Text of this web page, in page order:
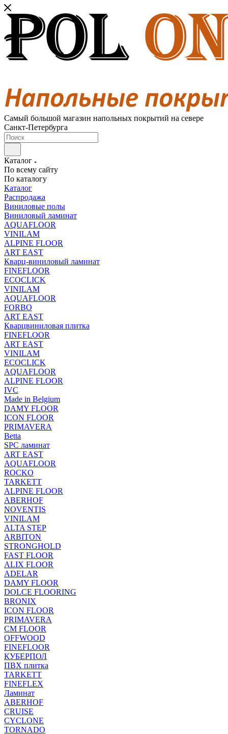
Самый большой магазин напольных покрытий на севере
Санкт-Петербурга
Каталог
По всему сайту
По каталогу
Каталог
Распродажа
Виниловые полы
Виниловый ламинат
AQUAFLOOR
VINILAM
ALPINE FLOOR
ART EAST
Кварц-виниловый ламинат
FINEFLOOR
ECOCLICK
VINILAM
AQUAFLOOR
FORBO
ART EAST
Кварцвиниловая плитка
FINEFLOOR
ART EAST
VINILAM
ECOCLICK
AQUAFLOOR
ALPINE FLOOR
IVC
Made in Belgium
DAMY FLOOR
ICON FLOOR
PRIMAVERA
Betta
SPC ламинат
ART EAST
AQUAFLOOR
ROCKO
TARKETT
ALPINE FLOOR
ABERHOF
NOVENTIS
VINILAM
ALTA STEP
ARBITON
STRONGHOLD
FAST FLOOR
ALIX FLOOR
ADELAR
DAMY FLOOR
DOLCE FLOORING
BRONIX
ICON FLOOR
PRIMAVERA
CM FLOOR
OFFWOOD
FINEFLOOR
КУБЕРПОЛ
ПВХ плитка
TARKETT
FINEFLEX
Ламинат
ABERHOF
CRUISE
CYCLONE
TORNADO